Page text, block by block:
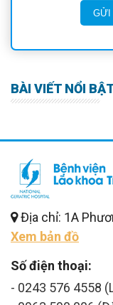
GỬI
BÀI VIẾT NỔI
Địa chỉ: 1A
Xem bản đồ
Số điện thoại:
- 0243 576 4558